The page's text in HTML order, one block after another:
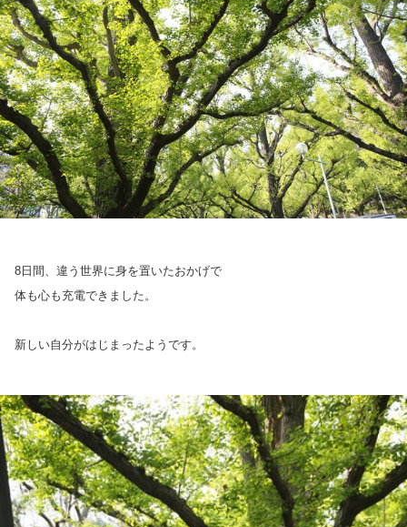
8日間、違う世界に身を置いたおかげで
体も心も充電できました。
新しい自分がはじまったようです。